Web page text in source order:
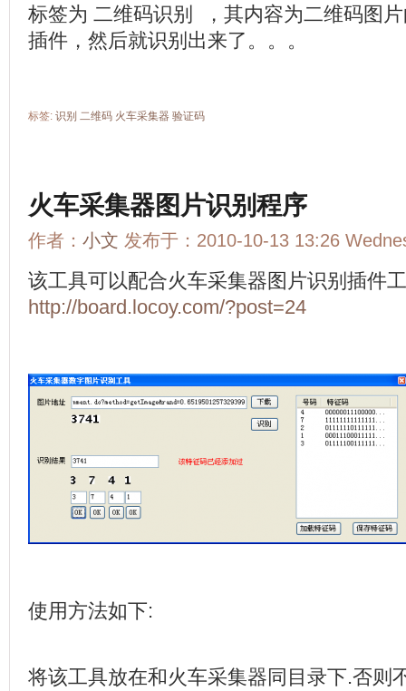
标签为 二维码识别 ，其内容为二维码图
插件，然后就识别出来了。。。
标签: 识别 二维码 火车采集器 验证码
火车采集器图片识别程序
作者： 小文 发布于：2010-10-13 13:26
该工具可以配合火车采集器图片识别插件
http://board.locoy.com/?post=24
使用方法如下:
将该工具放在和火车采集器同目录下.否则